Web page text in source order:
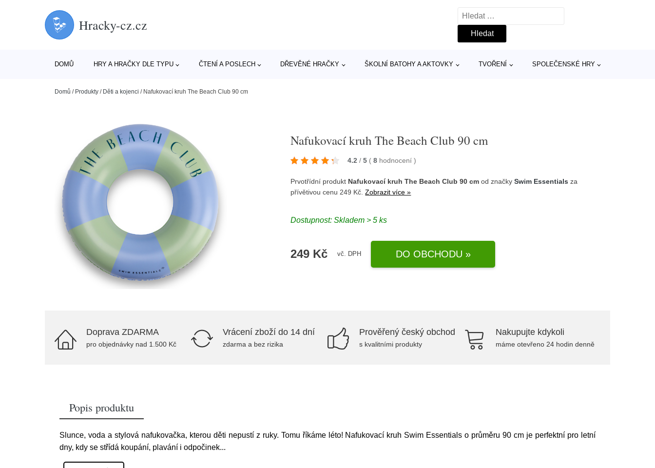
Hracky-cz.cz
Vyhledávání
DOMŮ HRY A HRAČKY DLE TYPU ČTENÍ A POSLECH DŘEVĚNÉ HRAČKY ŠKOLNÍ BATOHY A AKTOVKY TVOŘENÍ SPOLEČENSKÉ HRY
Domů / Produkty / Děti a kojenci / Nafukovací kruh The Beach Club 90 cm
Nafukovací kruh The Beach Club 90 cm
4.2 / 5 ( 8 hodnocení)
Prvotřídní produkt Nafukovací kruh The Beach Club 90 cm od značkySwim Essentials za
přívětivou cenu 249 Kč.Zobrazit více »
Dostupnost: Skladem > 5 ks
249 Kč vč. DPH DO OBCHODU »
Doprava ZDARMA
pro objednávky nad 1.500 Kč
Vrácení zboží do 14 dní
zdarma a bez rizika
Prověřený český obchod
s kvalitními produkty
Nakupujte kdykoli
máme otevřeno 24 hodin denně
Popis produktu
Slunce, voda a stylová nafukovačka, kterou děti nepustí z ruky. Tomu říkáme léto! Nafukovací kruh Swim Essentials o průměru 90 cm je perfektní pro letní
dny, kdy se střídá koupání, plavání i odpočinek...